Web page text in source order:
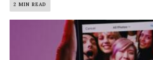
2 MIN READ